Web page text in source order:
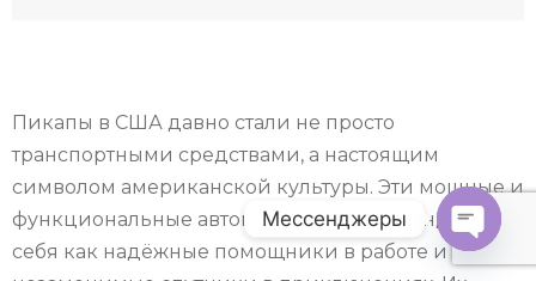
Пикапы в США давно стали не просто
транспортными средствами, а настоящим
символом американской культуры. Эти мощные и
функциональные автомобили зарекомендовали
себя как надёжные помощники в работе и
Мессенджеры
O